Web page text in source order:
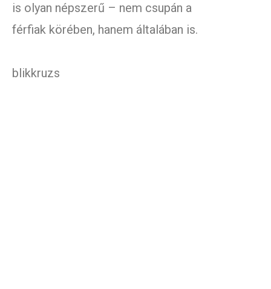
is olyan népszerű – nem csupán a
férfiak körében, hanem általában is.
blikkruzs